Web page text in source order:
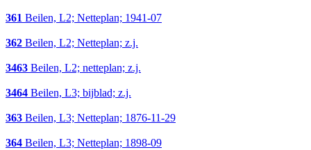
361 Beilen, L2; Netteplan; 1941-07
362 Beilen, L2; Netteplan; z.j.
3463 Beilen, L2; netteplan; z.j.
3464 Beilen, L3; bijblad; z.j.
363 Beilen, L3; Netteplan; 1876-11-29
364 Beilen, L3; Netteplan; 1898-09